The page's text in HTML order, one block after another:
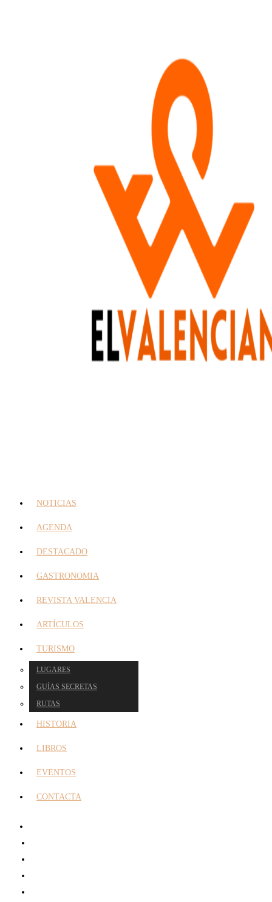
NOTICIAS
AGENDA
DESTACADO
GASTRONOMIA
REVISTA VALENCIA
ARTÍCULOS
TURISMO
LUGARES
GUÍAS SECRETAS
RUTAS
HISTORIA
LIBROS
EVENTOS
CONTACTA